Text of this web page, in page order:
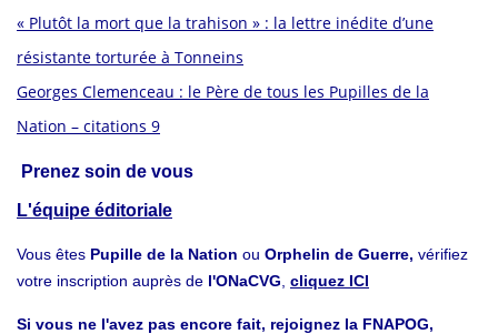
« Plutôt la mort que la trahison » : la lettre inédite d’une
résistante torturée à Tonneins
Georges Clemenceau : le Père de tous les Pupilles de la
Nation – citations 9
Prenez soin de vous
L'équipe éditoriale
Vous êtes Pupille de la Nation ou Orphelin de Guerre, vérifiez
votre inscription auprès de l'ONaCVG cliquez ICI
Si vous ne l'avez pas encore fait, rejoignez la FNAPOG,